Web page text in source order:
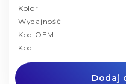
Kolor
Wydajność
Kod OEM
Kod
Dodaj